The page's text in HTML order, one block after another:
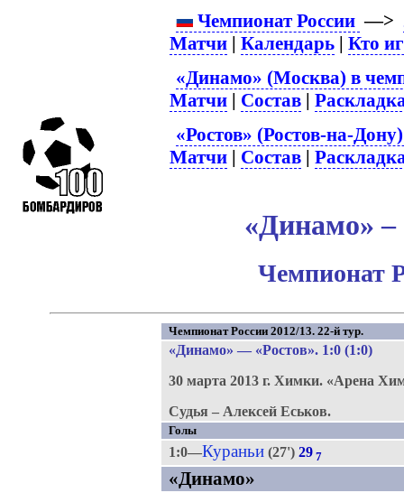
Чемпионат России —>
Матчи |Календарь |Кто
«Динамо» (Москва) в
Матчи | Состав |
«Ростов» (Ростов-на-
Матчи | Состав |
«Динамо» –
Чемпионат
Чемпионат России 2012/13. 22-й тур.
«Динамо» — «Ростов». 1:0 (1:0)
30 марта 2013 г. Химки. «Арена
Судья – Алексей Еськов.
Голы
1:0—Кураньи(27') 29 7
«Динамо»